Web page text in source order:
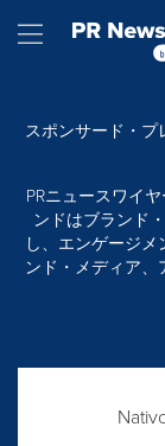
Hamburger
スポンサード・
PRニュースワイ
ンドはブランド
し、エンゲージ
ンド・メディア